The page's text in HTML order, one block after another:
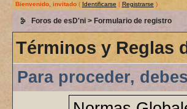
Bienvenido, invitado( Identificarse | Registrarse )
Foros de esD'ni> Formulario de registro
Términos y Reglas
Para proceder,